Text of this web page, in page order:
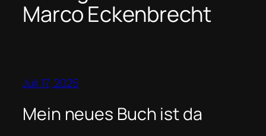
Marco Eckenbrecht
Juli 17, 2025
Mein neues Buch ist da